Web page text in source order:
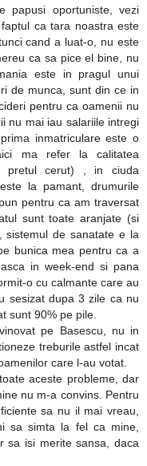
papusi oportuniste, vezi
ca tara noastra este
cand a luat-o, nu este
ca sa pice el bine, nu
este in pragul unui
de munca, sunt din ce in
pentru ca oamenii nu
nu mai iau salariile intregi
inmatriculare este o
ma refer la calitatea
pretul cerut) , in ciuda
la pamant, drumurile
pentru ca am traversat
sunt toate aranjate (si
sistemul de sanatate e la
bunica mea pentru ca a
in week-end si pana
o cu calmante care au
sesizat dupa 3 zile ca nu
sunt 90% pe pile.
pe Basescu, nu in
treburile astfel incat
care l-au votat.
aceste probleme, dar
nu m-a convins. Pentru
sa nu il mai vreau,
sa simta la fel ca mine,
sa isi merite sansa, daca